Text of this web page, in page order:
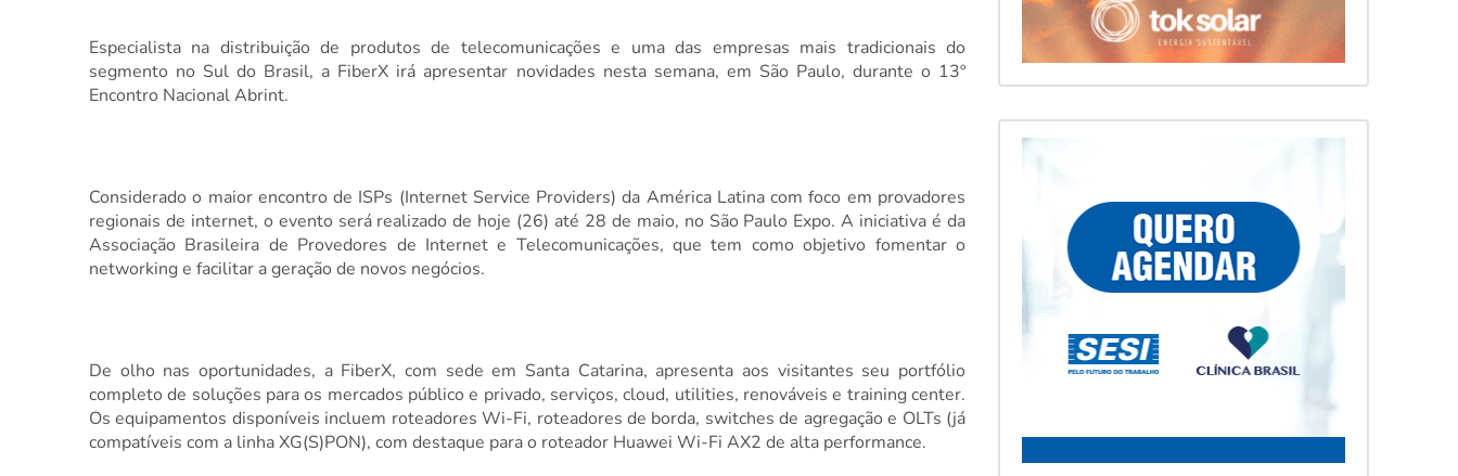
Especialista na distribuição de produtos de telecomunicações e uma das empresas mais tradicionais do
segmento no Sul do Brasil, a FiberX irá apresentar novidades nesta semana, em São Paulo, durante o 13º
Encontro Nacional Abrint.
Considerado o maior encontro de ISPs (Internet Service Providers) da América Latina com foco em provadores
regionais de internet, o evento será realizado de hoje (26) até 28 de maio, no São Paulo Expo. A iniciativa é da
Associação Brasileira de Provedores de Internet e Telecomunicações, que tem como objetivo fomentar o
networking e facilitar a geração de novos negócios.
De olho nas oportunidades, a FiberX, com sede em Santa Catarina, apresenta aos visitantes seu portfólio
completo de soluções para os mercados público e privado, serviços, cloud, utilities, renováveis e training center.
Os equipamentos disponíveis incluem roteadores Wi-Fi, roteadores de borda, switches de agregação e OLTs (já
compatíveis com a linha XG(S)PON), com destaque para o roteador Huawei Wi-Fi AX2 de alta performance.